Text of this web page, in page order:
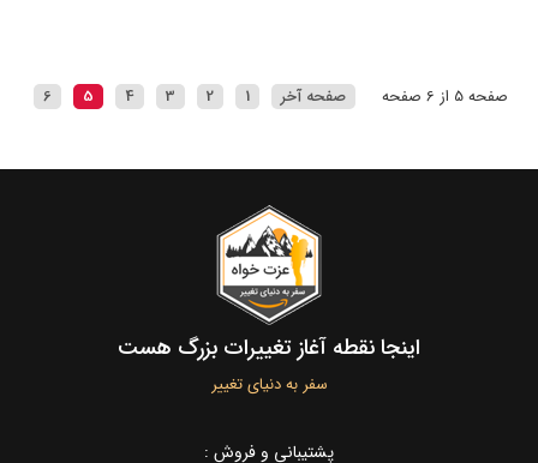
صفحه 5 از 6 صفحه صفحه آخر 1
2
3
4
5
6
اینجا نقطه آغاز تغییرات بزرگ هست
سفر به دنیای تغییر
پشتیبانی و فروش :